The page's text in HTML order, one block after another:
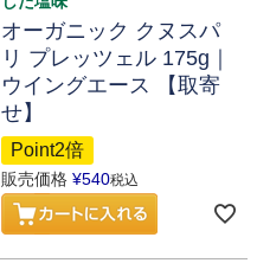
オーガニック クヌスパ
リ プレッツェル 175g｜
ウイングエース 【取寄
せ】
Point2倍
販売価格 ¥540税込